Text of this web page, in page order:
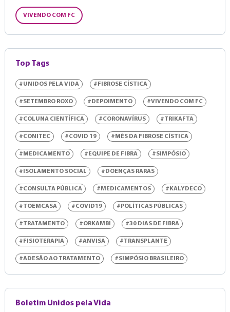
VIVENDO COM FC
Top Tags
#UNIDOS PELA VIDA #FIBROSE CÍSTICA
#SETEMBRO ROXO #DEPOIMENTO #VIVENDO COM FC
#COLUNA CIENTÍFICA #CORONAVÍRUS #TRIKAFTA
#CONITEC #COVID 19 #MÊS DA FIBROSE CÍSTICA
#MEDICAMENTO #EQUIPE DE FIBRA #SIMPÓSIO
#ISOLAMENTO SOCIAL #DOENÇAS RARAS
#CONSULTA PÚBLICA #MEDICAMENTOS #KALYDECO
#TOEMCASA #COVID19 #POLÍTICAS PÚBLICAS
#TRATAMENTO #ORKAMBI #30 DIAS DE FIBRA
#FISIOTERAPIA #ANVISA #TRANSPLANTE
#ADESÃO AO TRATAMENTO #SIMPÓSIO BRASILEIRO
Boletim Unidos pela Vida